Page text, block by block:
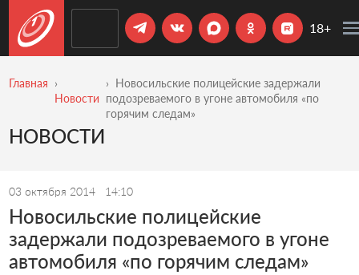
18+
Главная
Новости
Новосильские полицейские задержали
подозреваемого в угоне автомобиля «по
горячим следам»
НОВОСТИ
03 октября 2014 14:10
Новосильские полицейские
задержали подозреваемого в угоне
автомобиля «по горячим следам»